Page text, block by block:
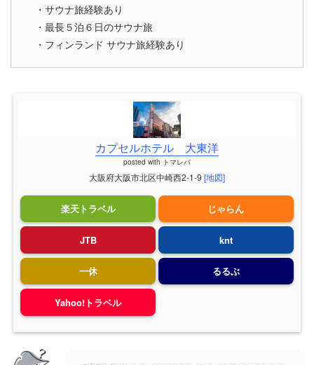
・サウナ旅経験あり
・最長５泊６日のサウナ旅
・フィンランド サウナ旅経験あり
カプセルホテル 大東洋
posted with トマレバ
大阪府大阪市北区中崎西2-1-9 [地図]
楽天トラベル じゃらん
JTB knt
一休 るるぶ
Yahoo!トラベル